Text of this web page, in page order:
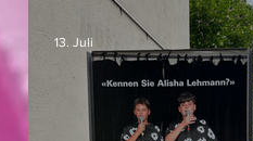
13. Juli